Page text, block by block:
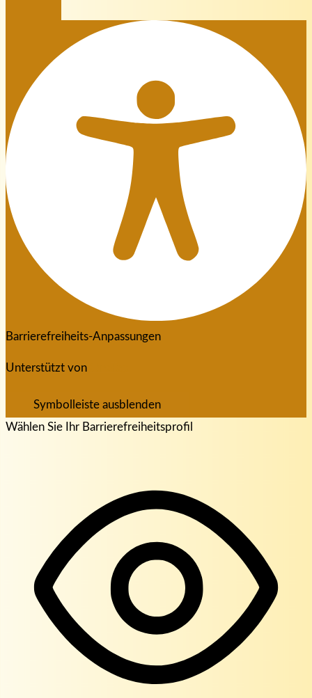
Barrierefreiheits-Anpassungen
Unterstützt von
Symbolleiste ausblenden
Wählen Sie Ihr Barrierefreiheitsprofil